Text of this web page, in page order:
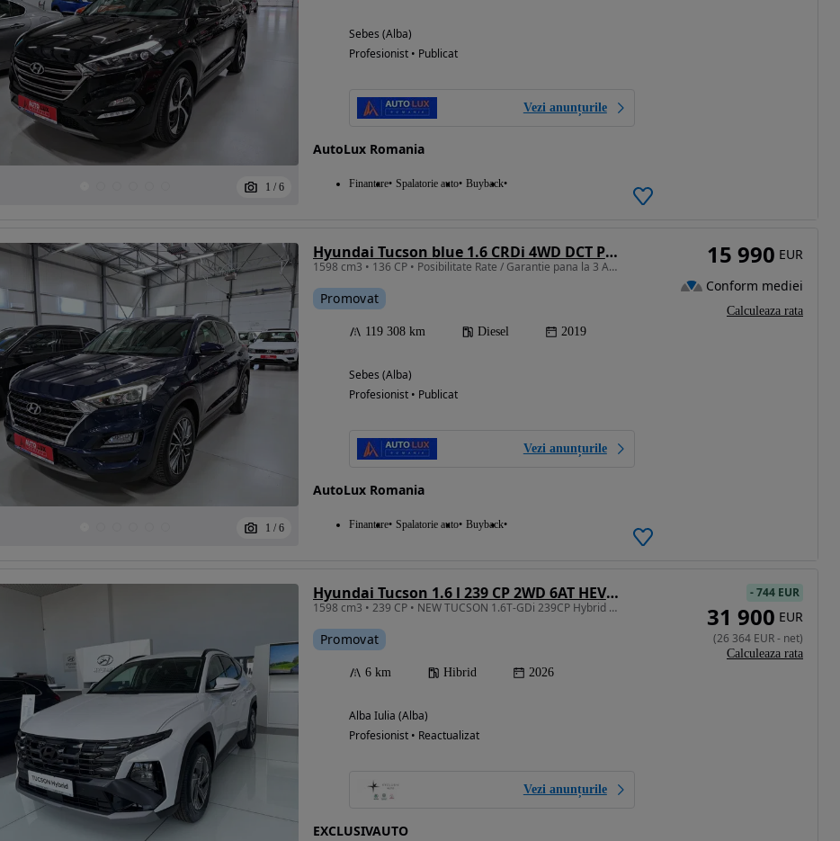
1 / 6
Sebes (Alba)
Profesionist • Publicat
Vezi anunțurile
AutoLux Romania
Finantare Spalatorie auto Buyback
1 / 6
Hyundai Tucson blue 1.6 CRDi 4WD DCT Premium
1598 cm3 • 136 CP • Posibilitate Rate / Garantie pana la 3 Ani/ Istoric Service
Promovat
119 308 km Diesel 2019
Sebes (Alba)
Profesionist • Publicat
Vezi anunțurile
AutoLux Romania
Finantare Spalatorie auto Buyback
15 990 EUR
Conform mediei
Calculeaza rata
Hyundai Tucson 1.6 l 239 CP 2WD 6AT HEV Style
1598 cm3 • 239 CP • NEW TUCSON 1.6T-GDi 239CP Hybrid 2WD 6AT Style
Promovat
6 km Hibrid 2026
Alba Iulia (Alba)
Profesionist • Reactualizat
Vezi anunțurile
EXCLUSIVAUTO
-744 EUR
31 900 EUR
(26 364 EUR- net)
Calculeaza rata